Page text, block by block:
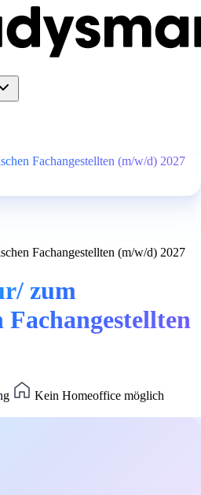
Fachangestellten (m/w/d) 2027
Fachangestellten (m/w/d) 2027
zum
Kein Homeoffice möglich